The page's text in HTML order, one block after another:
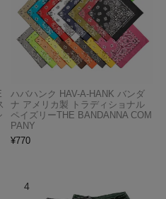
ハバハンク HAV-A-HANK バンダ
ナ アメリカ製 トラディショナル
ペイズリーTHE BANDANNA COM
PANY
¥770